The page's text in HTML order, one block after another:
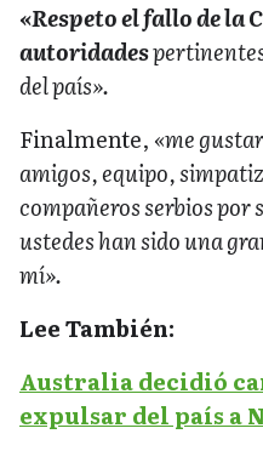
«Respeto el fallo de la
autoridades
del país».
Finalmente, «me
amigos, equipo,
compañeros serbios por
ustedes han sido una
mí».
Lee También:
Australia decidió
expulsar del país a